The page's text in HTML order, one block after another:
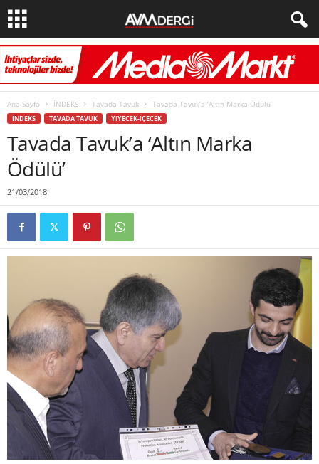
Ana Sayfa İNDEKS Tavada Tavuk Tavada Tavuk’a ‘Altın Marka Ödülü’
İNDEKS TAVADA TAVUK YIYECEK-İÇECEK
Tavada Tavuk’a ‘Altın Marka
Ödülü’
21/03/2018